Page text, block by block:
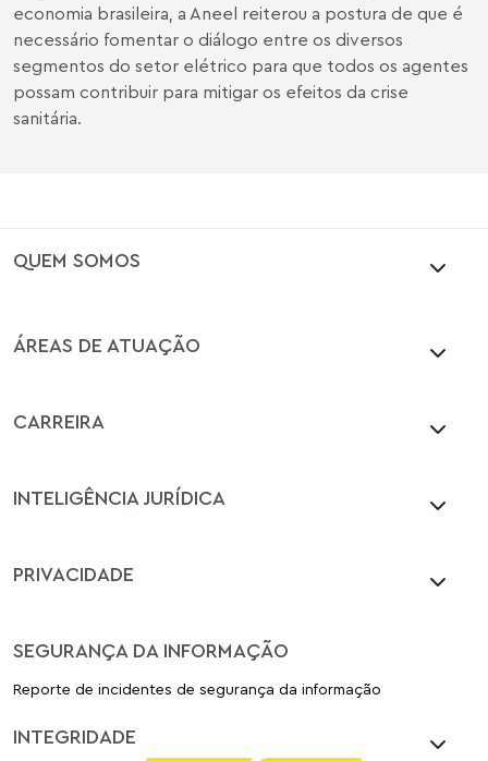
economia brasileira, a Aneel reiterou a postura de que é
necessário fomentar o diálogo entre os diversos
segmentos do setor elétrico para que todos os agentes
possam contribuir para mitigar os efeitos da crise
sanitária.
QUEM SOMOS
ÁREAS DE ATUAÇÃO
CARREIRA
INTELIGÊNCIA JURÍDICA
PRIVACIDADE
SEGURANÇA DA INFORMAÇÃO
Reporte de incidentes de segurança da informação
INTEGRIDADE